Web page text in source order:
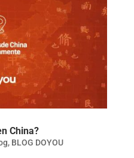
China?
, BLOG DOYOU